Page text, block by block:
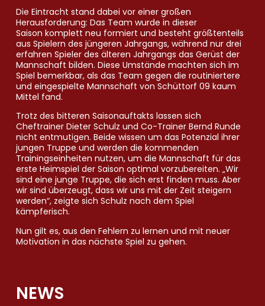
Die Eintracht stand dabei vor einer großen
Herausforderung: Das Team wurde in dieser
Saison komplett neu formiert und besteht größtenteils
aus Spielern des jüngeren Jahrgangs, während nur drei
erfahren Spieler des älteren Jahrgangs das Gerüst der
Mannschaft bilden. Diese Umstände machten sich im
Spiel bemerkbar, als das Team gegen die routiniertere
und eingespielte Mannschaft von Schüttorf 09 kaum
Mittel fand.
Trotz des bitteren Saisonauftakts lassen sich
Cheftrainer Dieter Schulz und Co-Trainer Bernd Runde
nicht entmutigen. Beide wissen um das Potenzial ihrer
jungen Truppe und werden die kommenden
Trainingseinheiten nutzen, um die Mannschaft für das
erste Heimspiel der Saison optimal vorzubereiten. „Wir
sind eine junge Truppe, die sich erst finden muss. Aber
wir sind überzeugt, dass wir uns mit der Zeit steigern
werden“, zeigte sich Schulz nach dem Spiel
kämpferisch.
Nun gilt es, aus den Fehlern zu lernen und mit neuer
Motivation in das nächste Spiel zu gehen.
NEWS